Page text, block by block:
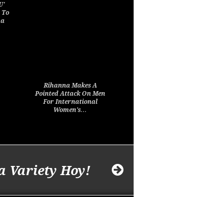
Rihanna Makes A
Pointed Attack On Men
For International
Women's…
Variety Hoy!